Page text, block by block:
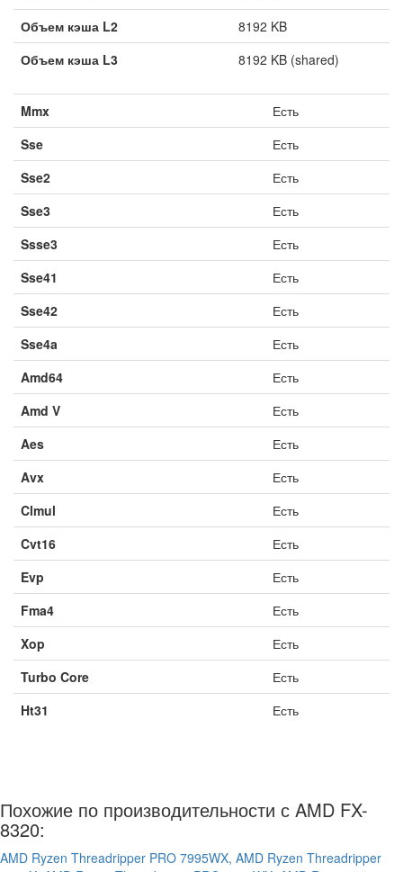
Объем кэша L2
8192 KB
Объем кэша L3
8192 KB (shared)
Mmx
Есть
Sse
Есть
Sse2
Есть
Sse3
Есть
Ssse3
Есть
Sse41
Есть
Sse42
Есть
Sse4a
Есть
Amd64
Есть
Amd V
Есть
Aes
Есть
Avx
Есть
Clmul
Есть
Cvt16
Есть
Evp
Есть
Fma4
Есть
Xop
Есть
Turbo Core
Есть
Ht31
Есть
Похожие по производительности с AMD FX-
8320:
AMD Ryzen Threadripper PRO 7995WX, AMD Ryzen Threadripper